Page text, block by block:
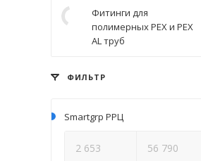
полимерных PEX и PEX
AL труб